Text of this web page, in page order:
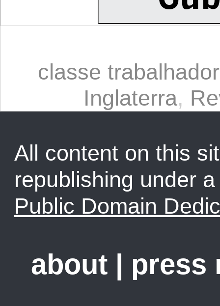
classe
Inglaterra,
All content on this
republishing under
Public Domain
about press